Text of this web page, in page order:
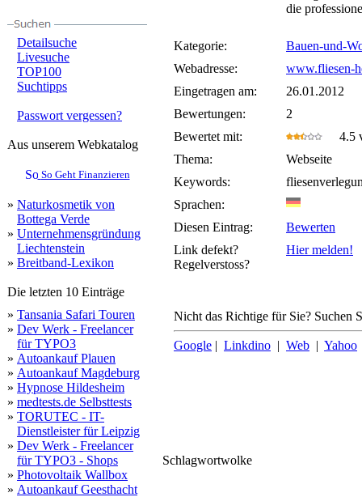
Detailsuche
Livesuche
TOP100
Suchtipps
Passwort vergessen?
Aus unserem Webkatalog
So Geht Finanzieren
» Naturkosmetik von
Bottega Verde
» Unternehmensgründung
Liechtenstein
» Breitband-Lexikon
Die letzten 10 Einträge
» Tansania Safari Touren
» Dev Werk - Freelancer
für TYPO3
» Autoankauf Plauen
» Autoankauf Magdeburg
» Hypnose Hildesheim
» medtests.de Selbsttests
» TORUTEC - IT-
Dienstleister für Leipzig
» Dev Werk - Freelancer
für TYPO3 - Shops
» Photovoltaik Wallbox
» Autoankauf Geesthacht
die
Kategorie:
Bauen-und-
Webadresse:
www.fliesen-
Eingetragen am:
26.01.2012
Bewertungen:
2
Bewertet mit:
4.5
Thema:
Webseite
Keywords:
Sprachen:
Diesen Eintrag:
Bewerten
Link defekt?
Regelverstoss?
Hier melden!
Nicht das Richtige für Sie? Suchen
Google | Linkdino | Web | Yahoo
Schlagwortwolke
herget